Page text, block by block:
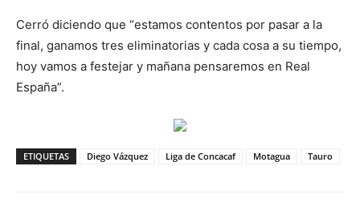
Cerró diciendo que “estamos contentos por pasar a la
final, ganamos tres eliminatorias y cada cosa a su tiempo,
hoy vamos a festejar y mañana pensaremos en Real
España”.
ETIQUETAS Diego Vázquez Liga de Concacaf Motagua Tauro